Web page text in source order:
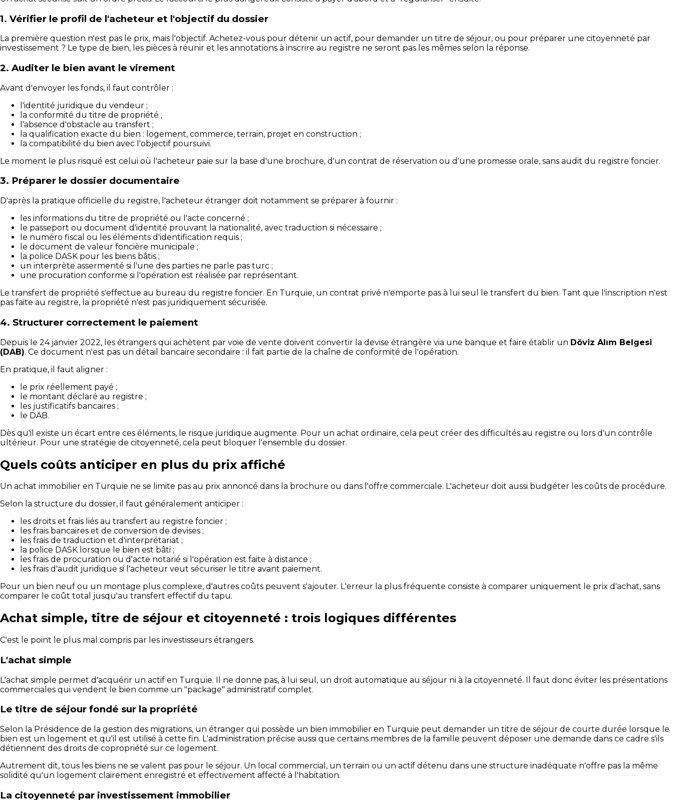
1. Vérifier le profil de l'acheteur et l'objectif du dossier
La première question n'est pas le prix, mais l'objectif. Achetez-vous pour détenir un actif, pour demander un titre de séjour, ou pour préparer une citoyenneté par
investissement ? Le type de bien, les pièces à réunir et les annotations à inscrire au registre ne seront pas les mêmes selon la réponse.
2. Auditer le bien avant le virement
Avant d'envoyer les fonds, il faut contrôler :
l'identité juridique du vendeur ;
la conformité du titre de propriété ;
l'absence d'obstacle au transfert ;
la qualification exacte du bien : logement, commerce, terrain, projet en construction ;
la compatibilité du bien avec l'objectif poursuivi.
Le moment le plus risqué est celui où l'acheteur paie sur la base d'une brochure, d'un contrat de réservation ou d'une promesse orale, sans audit du registre foncier.
3. Préparer le dossier documentaire
D'après la pratique officielle du registre, l'acheteur étranger doit notamment se préparer à fournir :
les informations du titre de propriété ou l'acte concerné ;
le passeport ou document d'identité prouvant la nationalité, avec traduction si nécessaire ;
le numéro fiscal ou les éléments d'identification requis ;
le document de valeur foncière municipale ;
la police DASK pour les biens bâtis ;
un interprète assermenté si l'une des parties ne parle pas turc ;
une procuration conforme si l'opération est réalisée par représentant.
Le transfert de propriété s'effectue au bureau du registre foncier. En Turquie, un contrat privé n'emporte pas à lui seul le transfert du bien. Tant que l'inscription n'est
pas faite au registre, la propriété n'est pas juridiquement sécurisée.
4. Structurer correctement le paiement
Depuis le 24 janvier 2022, les étrangers qui achètent par voie de vente doivent convertir la devise étrangère via une banque et faire établir un Döviz Alım Belgesi
(DAB). Ce document n'est pas un détail bancaire secondaire : il fait partie de la chaîne de conformité de l'opération.
En pratique, il faut aligner :
le prix réellement payé ;
le montant déclaré au registre ;
les justificatifs bancaires ;
le DAB.
Dès qu'il existe un écart entre ces éléments, le risque juridique augmente. Pour un achat ordinaire, cela peut créer des difficultés au registre ou lors d'un contrôle
ultérieur. Pour une stratégie de citoyenneté, cela peut bloquer l'ensemble du dossier.
Quels coûts anticiper en plus du prix affiché
Un achat immobilier en Turquie ne se limite pas au prix annoncé dans la brochure ou dans l'offre commerciale. L'acheteur doit aussi budgéter les coûts de procédure.
Selon la structure du dossier, il faut généralement anticiper :
les droits et frais liés au transfert au registre foncier ;
les frais bancaires et de conversion de devises ;
les frais de traduction et d'interprétariat ;
la police DASK lorsque le bien est bâti ;
les frais de procuration ou d'acte notarié si l'opération est faite à distance ;
les frais d'audit juridique si l'acheteur veut sécuriser le titre avant paiement.
Pour un bien neuf ou un montage plus complexe, d'autres coûts peuvent s'ajouter. L'erreur la plus fréquente consiste à comparer uniquement le prix d'achat, sans
comparer le coût total jusqu'au transfert effectif du tapu.
Achat simple, titre de séjour et citoyenneté : trois logiques différentes
C'est le point le plus mal compris par les investisseurs étrangers.
L'achat simple
L'achat simple permet d'acquérir un actif en Turquie. Il ne donne pas, à lui seul, un droit automatique au séjour ni à la citoyenneté. Il faut donc éviter les présentations
commerciales qui vendent le bien comme un "package" administratif complet.
Le titre de séjour fondé sur la propriété
Selon la Présidence de la gestion des migrations, un étranger qui possède un bien immobilier en Turquie peut demander un titre de séjour de courte durée lorsque le
bien est un logement et qu'il est utilisé à cette fin. L'administration précise aussi que certains membres de la famille peuvent déposer une demande dans ce cadre s'ils
détiennent des droits de copropriété sur ce logement.
Autrement dit, tous les biens ne se valent pas pour le séjour. Un local commercial, un terrain ou un actif détenu dans une structure inadéquate n'offre pas la même
solidité qu'un logement clairement enregistré et effectivement affecté à l'habitation.
La citoyenneté par investissement immobilier